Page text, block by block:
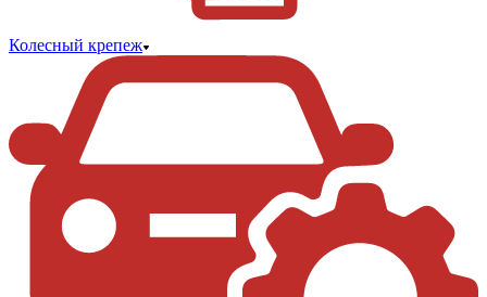
Колесный крепеж